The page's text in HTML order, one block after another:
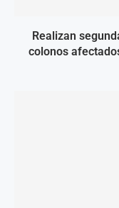
Realizan
colonos